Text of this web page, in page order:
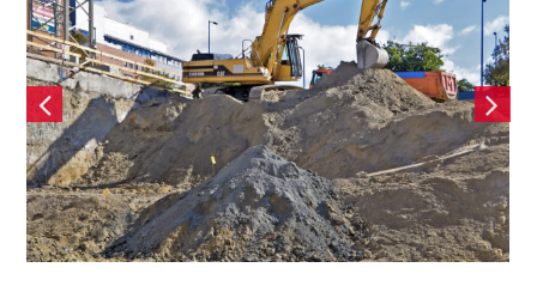
Négy tömbre nyitott
irodavilág – Promenade
Gardens